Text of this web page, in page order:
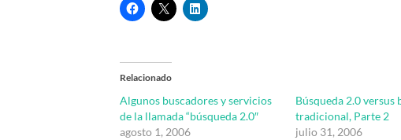
Relacionado
Algunos buscadores y servicios
de la llamada “búsqueda 2.0″
agosto 1, 2006
Búsqueda 2.0 versus
tradicional, Parte 2
julio 31, 2006